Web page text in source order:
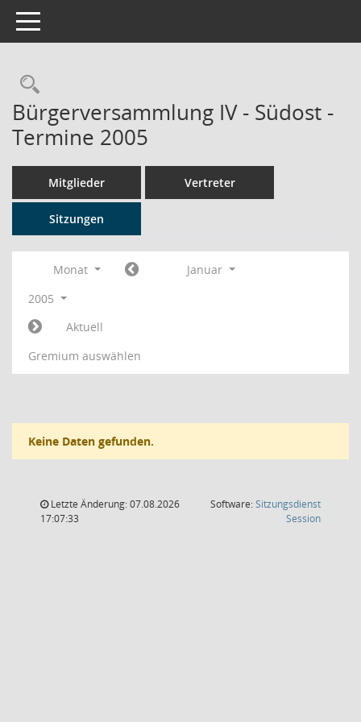
Toggle navigation
Rechercheauswahl
Bürgerversammlung IV - Südost -
Termine 2005
Mitglieder Vertreter
Sitzungen
Monat
Januar
2005
Aktuell
Gremium auswählen
Keine Daten gefunden.
Letzte Änderung: 07.08.2026
17:07:33
Software:Sitzungsdienst
Session(Wird in